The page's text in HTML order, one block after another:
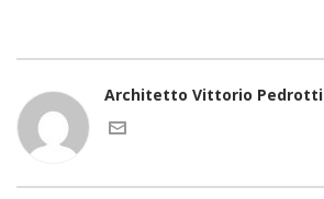
Architetto Vittorio Pedrotti